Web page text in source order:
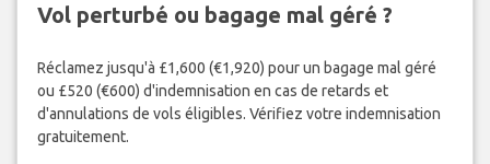
Vol perturbé ou bagage mal géré ?
Réclamez jusqu'à £1,600 (€1,920) pour un bagage mal géré
ou £520 (€600) d'indemnisation en cas de retards et
d'annulations de vols éligibles. Vérifiez votre indemnisation
gratuitement.